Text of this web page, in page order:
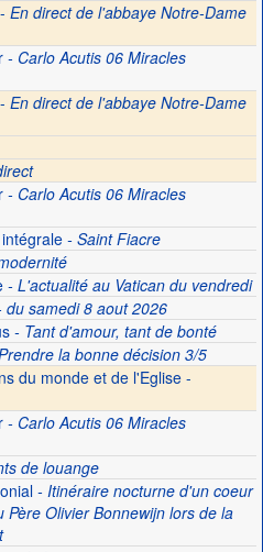
En direct de l'abbaye Notre-Dame
- Carlo Acutis 06 Miracles
En direct de l'abbaye Notre-Dame
- Carlo Acutis 06 Miracles
- Saint Fiacre
- L'actualité au Vatican du vendredi
samedi 8 aout 2026
- Tant d'amour, tant de bonté
la bonne décision 3/5
du monde et de l'Eglise -
- Carlo Acutis 06 Miracles
de louange
- Itinéraire nocturne d'un coeur
Olivier Bonnewijn lors de la